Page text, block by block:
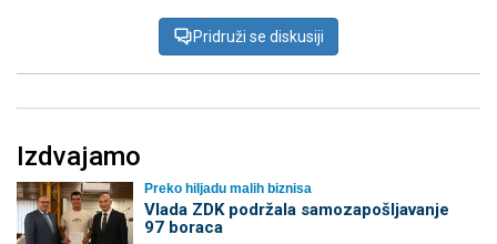
Pridruži se diskusiji
Izdvajamo
Preko hiljadu malih biznisa
Vlada ZDK podržala samozapošljavanje
97 boraca